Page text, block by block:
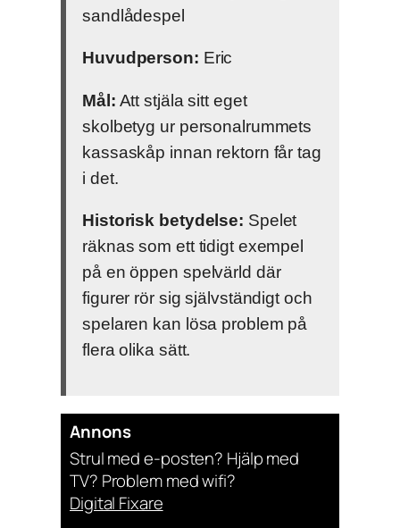
sandlådespel
Huvudperson: Eric
Mål: Att stjäla sitt eget
skolbetyg ur personalrummets
kassaskåp innan rektorn får tag
i det.
Historisk betydelse: Spelet
räknas som ett tidigt exempel
på en öppen spelvärld där
figurer rör sig självständigt och
spelaren kan lösa problem på
flera olika sätt.
Annons
Strul med e-posten? Hjälp med
TV? Problem med wifi?
Digital Fixare